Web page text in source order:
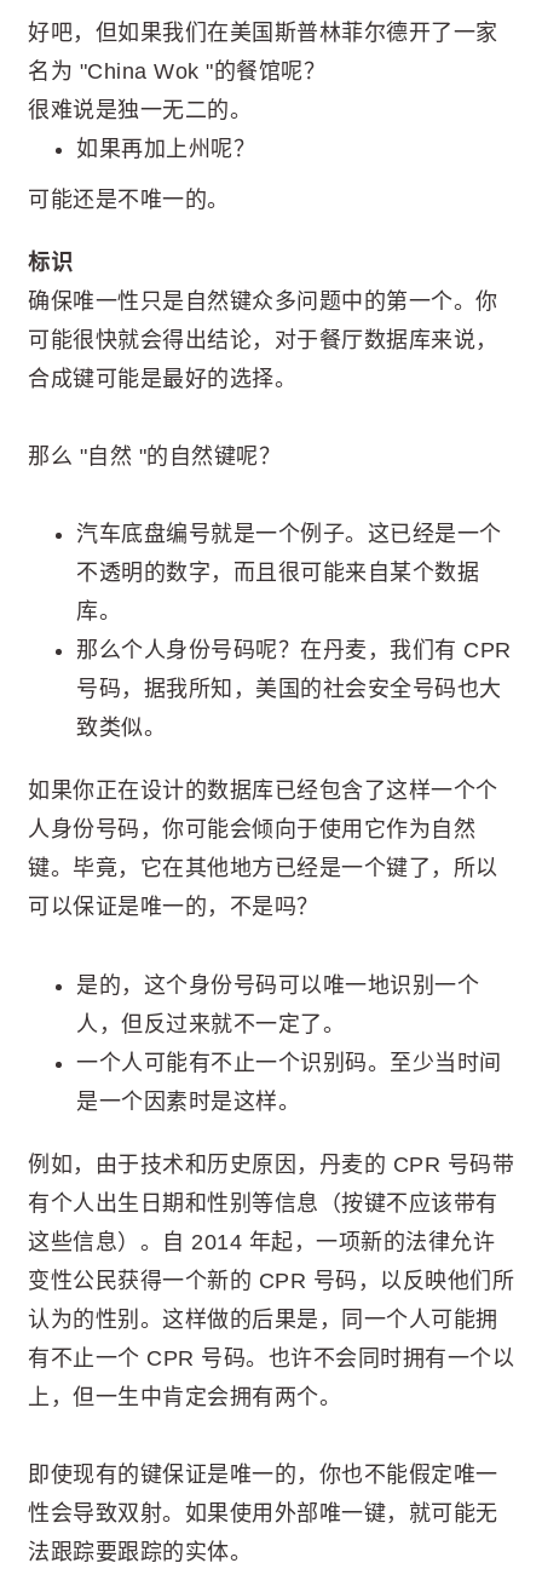
好吧，但如果我们在美国斯普林菲尔德开了一家
名为 "China Wok "的餐馆呢？
很难说是独一无二的。
如果再加上州呢？
可能还是不唯一的。
标识
确保唯一性只是自然键众多问题中的第一个。你
可能很快就会得出结论，对于餐厅数据库来说，
合成键可能是最好的选择。
那么 "自然 "的自然键呢？
汽车底盘编号就是一个例子。这已经是一个
不透明的数字，而且很可能来自某个数据
库。
那么个人身份号码呢？在丹麦，我们有 CPR
号码，据我所知，美国的社会安全号码也大
致类似。
如果你正在设计的数据库已经包含了这样一个个
人身份号码，你可能会倾向于使用它作为自然
键。毕竟，它在其他地方已经是一个键了，所以
可以保证是唯一的，不是吗？
是的，这个身份号码可以唯一地识别一个
人，但反过来就不一定了。
一个人可能有不止一个识别码。至少当时间
是一个因素时是这样。
例如，由于技术和历史原因，丹麦的 CPR 号码带
有个人出生日期和性别等信息（按键不应该带有
这些信息）。自 2014 年起，一项新的法律允许
变性公民获得一个新的 CPR 号码，以反映他们所
认为的性别。这样做的后果是，同一个人可能拥
有不止一个 CPR 号码。也许不会同时拥有一个以
上，但一生中肯定会拥有两个。
即使现有的键保证是唯一的，你也不能假定唯一
性会导致双射。如果使用外部唯一键，就可能无
法跟踪要跟踪的实体。